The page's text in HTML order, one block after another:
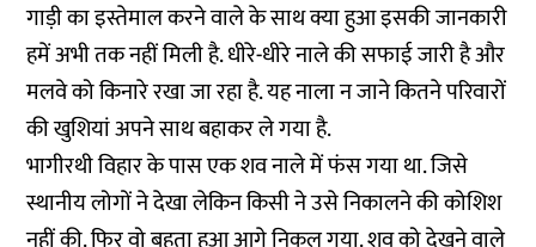
गाड़ी का इस्तेमाल करने वाले के साथ क्या हुआ इसकी जानकारी
हमें अभी तक नहीं मिली है. धीरे-धीरे नाले की सफाई जारी है और
मलवे को किनारे रखा जा रहा है. यह नाला न जाने कितने परिवारों
की खुशियां अपने साथ बहाकर ले गया है.
भागीरथी विहार के पास एक शव नाले में फंस गया था. जिसे
स्थानीय लोगों ने देखा लेकिन किसी ने उसे निकालने की कोशिश